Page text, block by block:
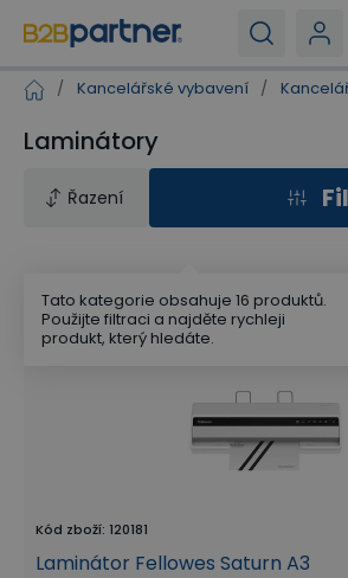
/ Kancelářské vybavení /
Laminátory
Řazení
Kód zboží: 120181
Laminátor Fellowes Saturn A3
Tato kategorie obsahuje 16 produktů.
Použijte filtraci a najděte rychleji
produkt, který hledáte.